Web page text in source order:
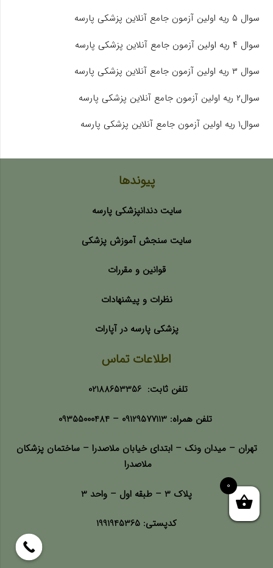
سوال ۵ ریه اولین آزمون جامع آنلاین پزشکی پارسه
سوال ۴ ریه اولین آزمون جامع آنلاین پزشکی پارسه
سوال ۳ ریه اولین آزمون جامع آنلاین پزشکی پارسه
سوال۲ ریه اولین آزمون جامع آنلاین پزشکی پارسه
سوال۱ ریه اولین آزمون جامع آنلاین پزشکی پارسه
پیوندها
سایت دندانپزشکی پارسه
سایت سنجش آموزش پزشکی
قوانین و مقررات
نظرات و پیشنهادات
پزشکی پارسه در آپارات
اطلاعات تماس
تلفن ثابت: 02188653356
تلفن همراه:09129577113 –
09355000484
تهران – میدان ونک – ابتدای خیابان ملاصدرا – ساختمان پزشکان
ملاصدرا
پلاک 3 – طبقه اول – واحد 3
کدپستی: 1991945365
0